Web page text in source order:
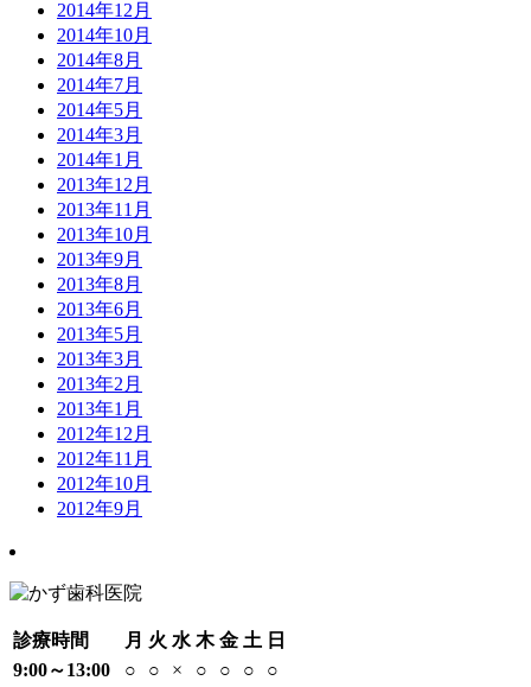
2014年12月
2014年10月
2014年8月
2014年7月
2014年5月
2014年3月
2014年1月
2013年12月
2013年11月
2013年10月
2013年9月
2013年8月
2013年6月
2013年5月
2013年3月
2013年2月
2013年1月
2012年12月
2012年11月
2012年10月
2012年9月
診療時間 月 火 水 木 金 土 日
9:00～13:00
○ ○ × ○ ○ ○
○